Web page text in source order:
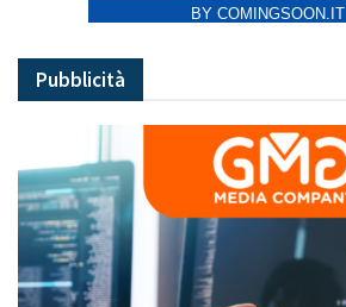
BY COMINGSOON.IT
Pubblicità